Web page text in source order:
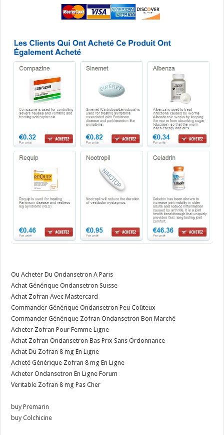
Ou Acheter Du Ondansetron A Paris
Achat Générique Ondansetron Suisse
Achat Zofran Avec Mastercard
Commander Générique Ondansetron Peu Coûteux
Commander Générique Zofran Ondansetron Bon Marché
Acheter Zofran Pour Femme Ligne
Achat Zofran Ondansetron Bas Prix Sans Ordonnance
Achat Du Zofran 8 mg En Ligne
Acheté Générique Zofran 8 mg En Ligne
Acheter Ondansetron En Ligne Forum
Veritable Zofran 8 mg Pas Cher
buy Premarin
buy Colchicine